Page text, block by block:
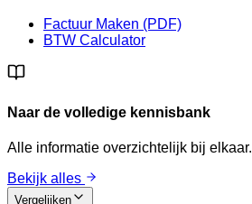
Factuur Maken (PDF)
BTW Calculator
Naar de volledige kennisbank
Alle informatie overzichtelijk bij elkaar.
Bekijk alles
Vergelijken